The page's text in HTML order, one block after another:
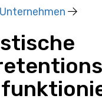
Unternehmen